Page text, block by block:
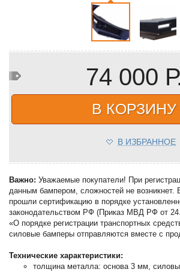
74 000
В КОРЗИНУ
В ИЗБРАННОЕ
Важно: Уважаемые покупатели! При
данным бампером, сложностей не
прошли сертификацию в порядке
законодательством РФ (Приказ МВД РФ от
«О порядке регистрации транспортных
силовые бамперы отправляются вместе с
Технические характеристики:
толщина металла: основа 3 мм,